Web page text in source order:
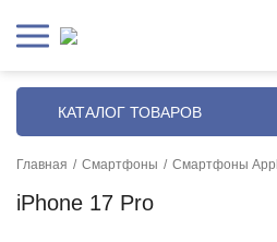
КАТАЛОГ ТОВАРОВ
Главная / Смартфоны / Смартфоны
iPhone 17 Pro